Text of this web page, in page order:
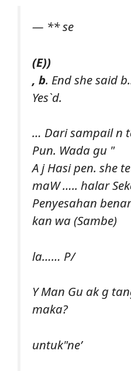
— ** se
(E))
, b. End she said
Yes`d.
… Dari sampail n
Pun. Wada gu "
A j Hasi pen. she
maW ….. halar
Penyesahan
kan wa (Sambe)
la…… P/
Y Man Gu ak g
maka?
untuk"ne’